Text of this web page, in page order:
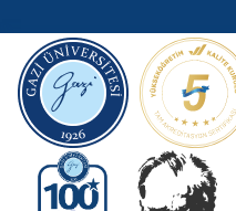
Ana Menü
gazi.edu.tr